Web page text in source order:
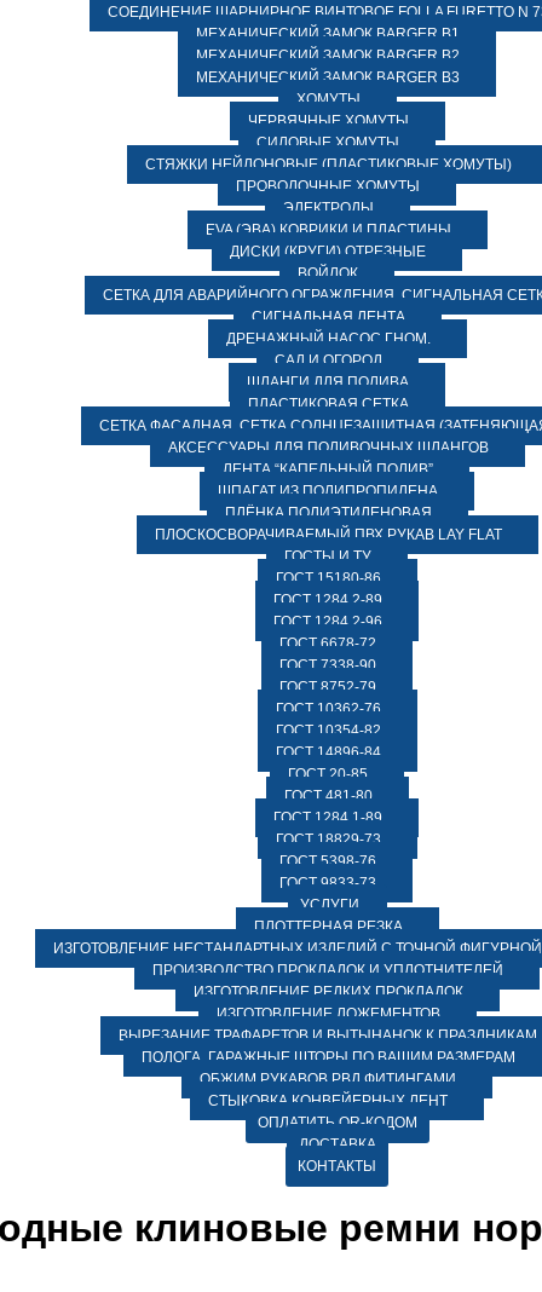
СОЕДИНЕНИЕ ШАРНИРНОЕ ВИНТОВОЕ FOLLA FURETTO N
МЕХАНИЧЕСКИЙ ЗАМОК BARGER B1
МЕХАНИЧЕСКИЙ ЗАМОК BARGER B2
МЕХАНИЧЕСКИЙ ЗАМОК BARGER B3
ХОМУТЫ
ЧЕРВЯЧНЫЕ ХОМУТЫ
СИЛОВЫЕ ХОМУТЫ
СТЯЖКИ НЕЙЛОНОВЫЕ (ПЛАСТИКОВЫЕ ХОМУТЫ)
ПРОВОЛОЧНЫЕ ХОМУТЫ
ЭЛЕКТРОДЫ
EVA (ЭВА) КОВРИКИ И ПЛАСТИНЫ
ДИСКИ (КРУГИ) ОТРЕЗНЫЕ
ВОЙЛОК
СЕТКА ДЛЯ АВАРИЙНОГО ОГРАЖДЕНИЯ, СИГНАЛЬНАЯ
СИГНАЛЬНАЯ ЛЕНТА
ДРЕНАЖНЫЙ НАСОС ГНОМ.
САД И ОГОРОД
ШЛАНГИ ДЛЯ ПОЛИВА
ПЛАСТИКОВАЯ СЕТКА
СЕТКА ФАСАДНАЯ. СЕТКА СОЛНЦЕЗАЩИТНАЯ
АКСЕССУАРЫ ДЛЯ ПОЛИВОЧНЫХ ШЛАНГОВ
ЛЕНТА “КАПЕЛЬНЫЙ ПОЛИВ”
ШПАГАТ ИЗ ПОЛИПРОПИЛЕНА
ПЛЁНКА ПОЛИЭТИЛЕНОВАЯ
ПЛОСКОСВОРАЧИВАЕМЫЙ ПВХ РУКАВ LAY FLAT
ГОСТЫ И ТУ
ГОСТ 15180-86
ГОСТ 1284.2-89
ГОСТ 1284.2-96
ГОСТ 6678-72
ГОСТ 7338-90
ГОСТ 8752-79
ГОСТ 10362-76
ГОСТ 10354-82
ГОСТ 14896-84
ГОСТ 20-85
ГОСТ 481-80
ГОСТ 1284.1-89
ГОСТ 18829-73
ГОСТ 5398-76
ГОСТ 9833-73
УСЛУГИ
ПЛОТТЕРНАЯ РЕЗКА
ИЗГОТОВЛЕНИЕ НЕСТАНДАРТНЫХ ИЗДЕЛИЙ С ТОЧНОЙ ФИГУРНОЙ
ПРОИЗВОДСТВО ПРОКЛАДОК И УПЛОТНИТЕЛЕЙ
ИЗГОТОВЛЕНИЕ РЕДКИХ ПРОКЛАДОК
ИЗГОТОВЛЕНИЕ ЛОЖЕМЕНТОВ
ВЫРЕЗАНИЕ ТРАФАРЕТОВ И ВЫТЫНАНОК К ПРАЗДНИКАМ
ПОЛОГА, ГАРАЖНЫЕ ШТОРЫ ПО ВАШИМ РАЗМЕРАМ
ОБЖИМ РУКАВОВ РВД ФИТИНГАМИ
СТЫКОВКА КОНВЕЙЕРНЫХ ЛЕНТ
ОПЛАТИТЬ QR-КОДОМ
ДОСТАВКА
КОНТАКТЫ
клиновые ремни